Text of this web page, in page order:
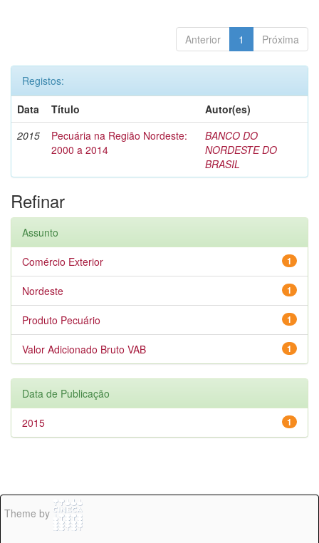
Anterior 1 Próxima
Registos:
Data
Título
Autor(es)
2015
Pecuária na Região Nordeste:
2000 a 2014
BANCO DO
NORDESTE DO
BRASIL
Refinar
Assunto
1
Comércio Exterior
1
Nordeste
1
Produto Pecuário
1
Valor Adicionado Bruto VAB
Data de Publicação
1
2015
Theme by